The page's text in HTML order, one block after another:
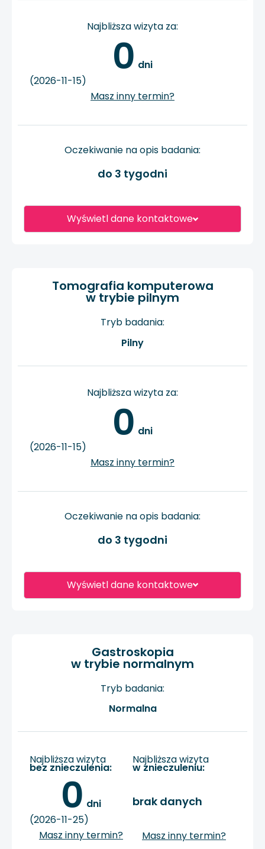
Wyświetl dane kontaktowe
Najbliższa wizyta za:
0 dni
(2026-11-15)
Masz inny termin?
Oczekiwanie na opis badania:
do 3 tygodni
Wyświetl dane kontaktowe
Tomografia komputerowa
w trybie pilnym
Tryb badania:
Pilny
Najbliższa wizyta za:
0 dni
(2026-11-15)
Masz inny termin?
Oczekiwanie na opis badania:
do 3 tygodni
Gastroskopia
w trybie normalnym
Tryb badania:
Normalna
Najbliższa wizyta
bez znieczulenia:
0 dni
(2026-11-25)
Masz inny termin?
Najbliższa wizyta
w znieczuleniu:
brak danych
Masz inny termin?